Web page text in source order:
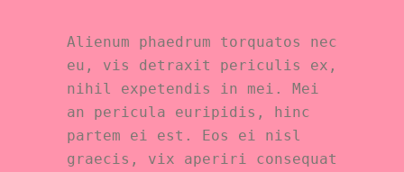
Alienum phaedrum torquatos nec
eu, vis detraxit periculis ex,
nihil expetendis in mei. Mei
an pericula euripidis, hinc
partem ei est. Eos ei nisl
graecis, vix aperiri consequat